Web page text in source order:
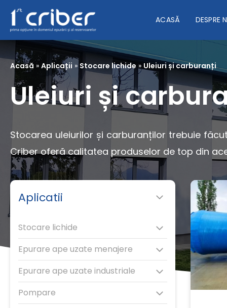
ACASĂ DESPRE
Acasă » Aplicații » Stocare lichide » Uleiuri și carburanți
Uleiuri și
Stocarea uleiurilor și carburanților trebuie
Criber oferă calitatea produselor de top din
Aplicatii
Stocare lichide
Epurare ape uzate menajere
Epurare ape uzate industriale
Pompare